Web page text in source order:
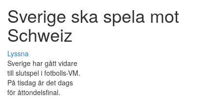
Sverige ska spela mot
Schweiz
Lyssna
Sverige har gått vidare
till slutspel i fotbolls-VM.
På tisdag är det dags
för åttondelsfinal.